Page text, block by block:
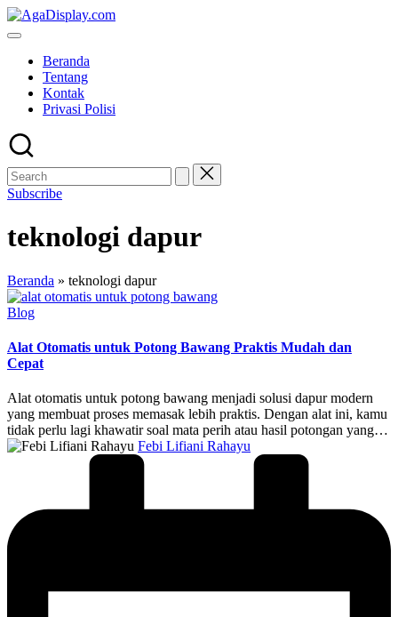
Skip
to
Beranda
Tentang
Kontak
Privasi Polisi
Subscribe
teknologi dapur
Beranda » teknologi dapur
Posted
Blog
Alat Otomatis untuk Potong Bawang Praktis Mudah dan
Cepat
Alat otomatis untuk potong bawang menjadi solusi dapur modern
yang membuat proses memasak lebih praktis. Dengan alat ini, kamu
tidak perlu lagi khawatir soal mata perih atau hasil potongan yang…
Posted
Febi Lifiani Rahayu